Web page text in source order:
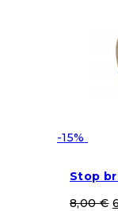
-15%
Stop
8,00€